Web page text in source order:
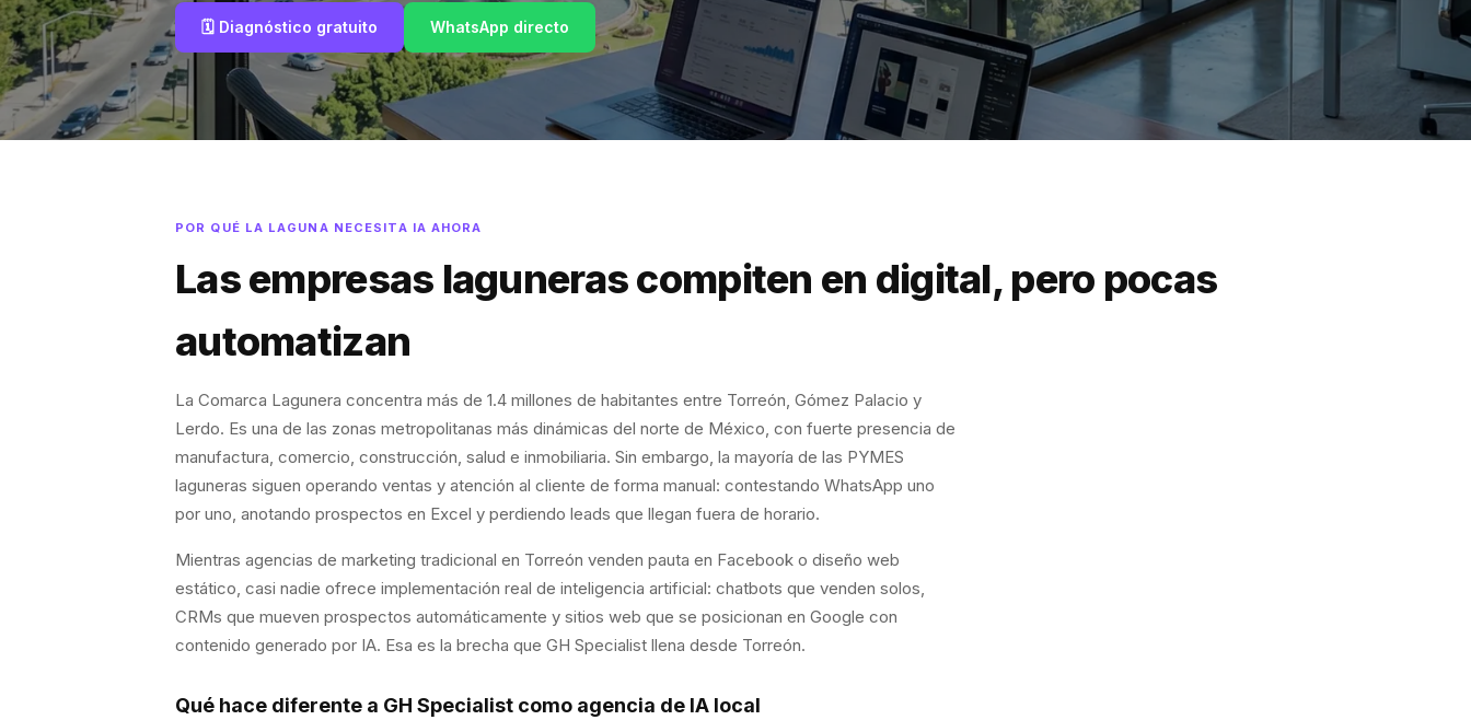
🗓️ Diagnóstico gratuito WhatsApp directo
POR QUÉ LA LAGUNA NECESITA IA AHORA
Las empresas laguneras compiten en digital, pero pocas
automatizan
La Comarca Lagunera concentra más de 1.4 millones de habitantes entre Torreón, Gómez Palacio y
Lerdo. Es una de las zonas metropolitanas más dinámicas del norte de México, con fuerte presencia de
manufactura, comercio, construcción, salud e inmobiliaria. Sin embargo, la mayoría de las PYMES
laguneras siguen operando ventas y atención al cliente de forma manual: contestando WhatsApp uno
por uno, anotando prospectos en Excel y perdiendo leads que llegan fuera de horario.
Mientras agencias de marketing tradicional en Torreón venden pauta en Facebook o diseño web
estático, casi nadie ofrece implementación real de inteligencia artificial: chatbots que venden solos,
CRMs que mueven prospectos automáticamente y sitios web que se posicionan en Google con
contenido generado por IA. Esa es la brecha que GH Specialist llena desde Torreón.
Qué hace diferente a GH Specialist como agencia de IA local